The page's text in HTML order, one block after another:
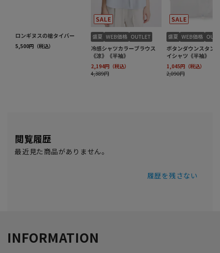
閲覧履歴
最近見た商品がありません。
履歴を残さない
INFORMATION